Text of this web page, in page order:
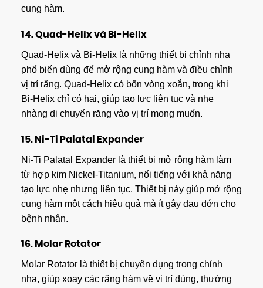
cung hàm.
14.Quad-Helix và Bi-Helix
Quad-Helix và Bi-Helix là những thiết bị chỉnh nha
phổ biến dùng để mở rộng cung hàm và điều chỉnh
vị trí răng. Quad-Helix có bốn vòng xoắn, trong khi
Bi-Helix chỉ có hai, giúp tạo lực liên tục và nhẹ
nhàng di chuyển răng vào vị trí mong muốn.
15. Ni-Ti Palatal Expander
Ni-Ti Palatal Expander là thiết bị mở rộng hàm làm
từ hợp kim Nickel-Titanium, nổi tiếng với khả năng
tạo lực nhẹ nhưng liên tục. Thiết bị này giúp mở rộng
cung hàm một cách hiệu quả mà ít gây đau đớn cho
bệnh nhân.
16. Molar Rotator
Molar Rotator là thiết bị chuyên dụng trong chỉnh
nha, giúp xoay các răng hàm về vị trí đúng, thường